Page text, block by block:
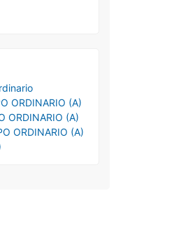
ORDINARIO (A)
ORDINARIO (A)
ORDINARIO (A)